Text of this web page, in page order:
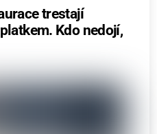
trestají
Kdo nedojí,